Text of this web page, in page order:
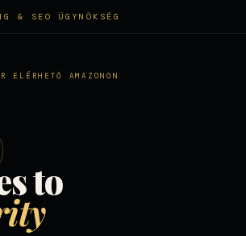
& SEO ÜGYNÖKSÉG
ELÉRHETŐ AMAZONON
to